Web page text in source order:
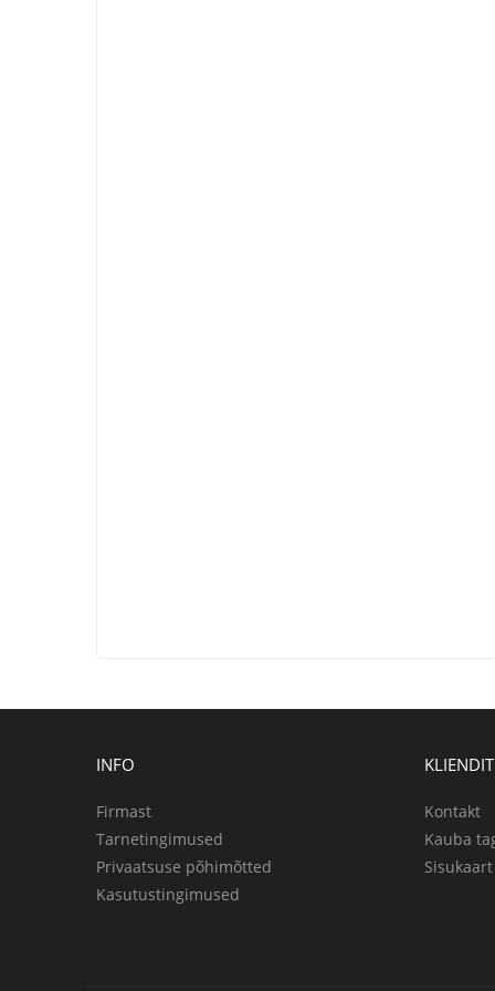
INFO
Firmast
Tarnetingimused
Privaatsuse põhimõtted
Kasutustingimused
Kontakt
Kauba
Sisukaart